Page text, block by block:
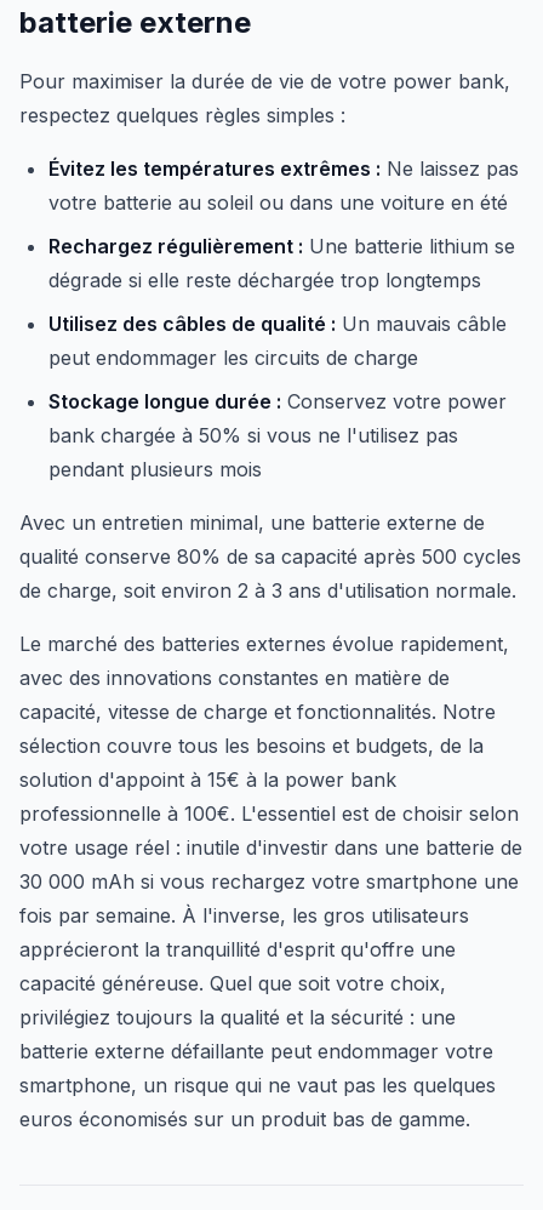
batterie externe
Pour maximiser la durée de vie de votre power bank,
respectez quelques règles simples :
Évitez les températures extrêmes : Ne laissez pas
votre batterie au soleil ou dans une voiture en été
Rechargez régulièrement : Une batterie lithium se
dégrade si elle reste déchargée trop longtemps
Utilisez des câbles de qualité : Un mauvais câble
peut endommager les circuits de charge
Stockage longue durée : Conservez votre power
bank chargée à 50% si vous ne l'utilisez pas
pendant plusieurs mois
Avec un entretien minimal, une batterie externe de
qualité conserve 80% de sa capacité après 500 cycles
de charge, soit environ 2 à 3 ans d'utilisation normale.
Le marché des batteries externes évolue rapidement,
avec des innovations constantes en matière de
capacité, vitesse de charge et fonctionnalités. Notre
sélection couvre tous les besoins et budgets, de la
solution d'appoint à 15€ à la power bank
professionnelle à 100€. L'essentiel est de choisir selon
votre usage réel : inutile d'investir dans une batterie de
30 000 mAh si vous rechargez votre smartphone une
fois par semaine. À l'inverse, les gros utilisateurs
apprécieront la tranquillité d'esprit qu'offre une
capacité généreuse. Quel que soit votre choix,
privilégiez toujours la qualité et la sécurité : une
batterie externe défaillante peut endommager votre
smartphone, un risque qui ne vaut pas les quelques
euros économisés sur un produit bas de gamme.